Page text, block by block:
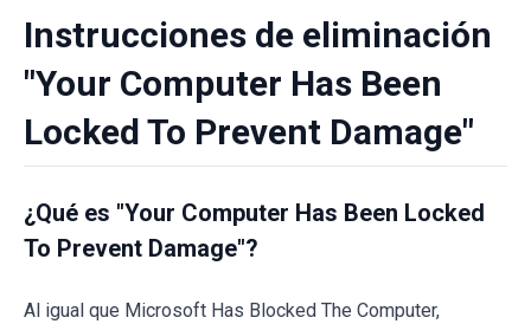
Instrucciones de eliminación
"Your Computer Has Been
Locked To Prevent Damage"
¿Qué es "Your Computer Has Been Locked
To Prevent Damage"?
Al igual que Microsoft Has Blocked The Computer,